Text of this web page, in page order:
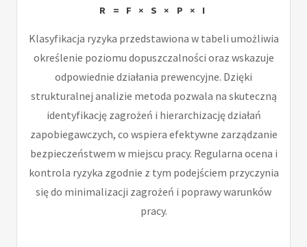
R = F × S × P × I
Klasyfikacja ryzyka przedstawiona w tabeli umożliwia
określenie poziomu dopuszczalności oraz wskazuje
odpowiednie działania prewencyjne. Dzięki
strukturalnej analizie metoda pozwala na skuteczną
identyfikację zagrożeń i hierarchizację działań
zapobiegawczych, co wspiera efektywne zarządzanie
bezpieczeństwem w miejscu pracy. Regularna ocena i
kontrola ryzyka zgodnie z tym podejściem przyczynia
się do minimalizacji zagrożeń i poprawy warunków
pracy.